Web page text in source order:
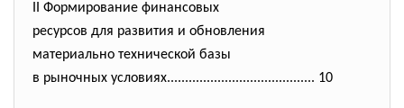
II Формирование финансовых
ресурсов для развития и обновления
материально технической базы
в рыночных условиях......................................... 10